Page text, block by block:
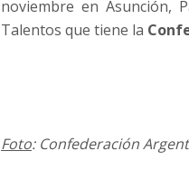
noviembre en Asunción,
Talentos que tiene la
Foto: Confederación